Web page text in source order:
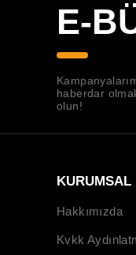
E-
haberdar
olun!
KURUMSAL
Hakkımızda
Kvkk